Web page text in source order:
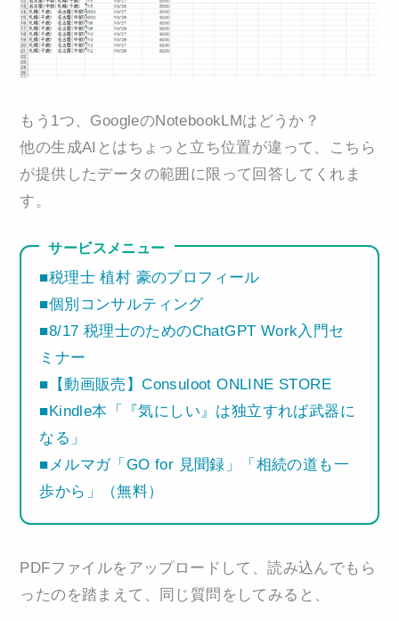
もう1つ、GoogleのNotebookLMはどうか？
他の生成AIとはちょっと立ち位置が違って、こちら
が提供したデータの範囲に限って回答してくれま
す。
サービスメニュー
■税理士 植村 豪のプロフィール
■個別コンサルティング
■8/17 税理士のためのChatGPT Work入門セ
ミナー
■【動画販売】Consuloot ONLINE STORE
■Kindle本「『気にしい』は独立すれば武器に
なる」
■メルマガ「GO for 見聞録」「相続の道も一
歩から」（無料）
PDFファイルをアップロードして、読み込んでもら
ったのを踏まえて、同じ質問をしてみると、